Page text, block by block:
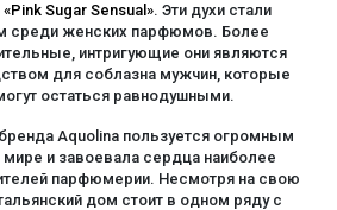
«Pink Sugar Sensual». Эти духи стали
среди женских парфюмов. Более
интригующие они являются
для соблазна мужчин, которые
остаться равнодушными.
Aquolina пользуется огромным
и завоевала сердца наиболее
парфюмерии. Несмотря на свою
дом стоит в одном ряду с